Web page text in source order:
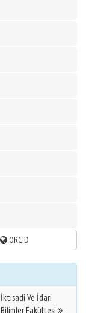
ORCID
İktisadi Ve İdari
Bilimler Fakültesi